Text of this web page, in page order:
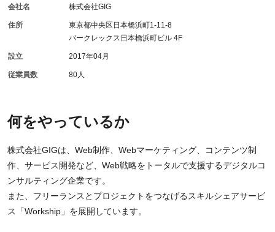
何をやっているか
株式会社GIGは、Web制作、Webマーケティング、コンテンツ制
作、サービス開発など、Web戦略をトータルで支援するデジタルコ
ンサルティング企業です。
また、フリーランスとプロジェクトをつなげるスキルシェアサービ
ス「Workship」を展開しています。
会社名 株式会社GIG
住所
東京都中央区日本橋浜町1-11-8
パークレックス日本橋浜町ビル 4F
設立 2017年04月
従業員数 80人